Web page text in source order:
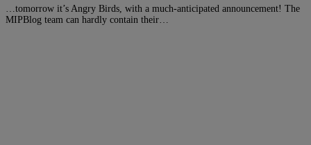
…tomorrow it’s Angry Birds, with a much-anticipated announcement! The
MIPBlog team can hardly contain their…